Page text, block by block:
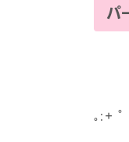
パ
｡:+ ﾟ